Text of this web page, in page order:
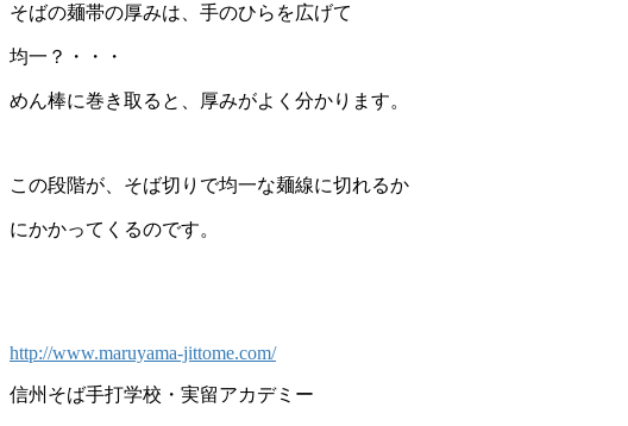
そばの麺帯の厚みは、手のひらを広げて
均一？・・・
めん棒に巻き取ると、厚みがよく分かります。
この段階が、そば切りで均一な麺線に切れるか
にかかってくるのです。
http://www.maruyama-jittome.com/
信州そば手打学校・実留アカデミー